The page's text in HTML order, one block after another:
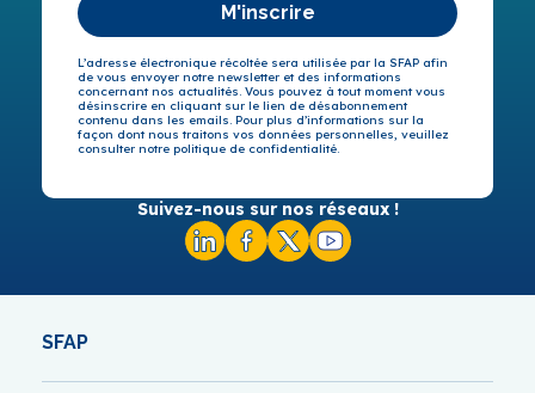
M'inscrire
L’adresse électronique récoltée sera utilisée par la SFAP afin
de vous envoyer notre newsletter et des informations
concernant nos actualités. Vous pouvez à tout moment vous
désinscrire en cliquant sur le lien de désabonnement
contenu dans les emails. Pour plus d’informations sur la
façon dont nous traitons vos données personnelles, veuillez
consulter notre politique de confidentialité.
Suivez-nous sur nos réseaux !
SFAP